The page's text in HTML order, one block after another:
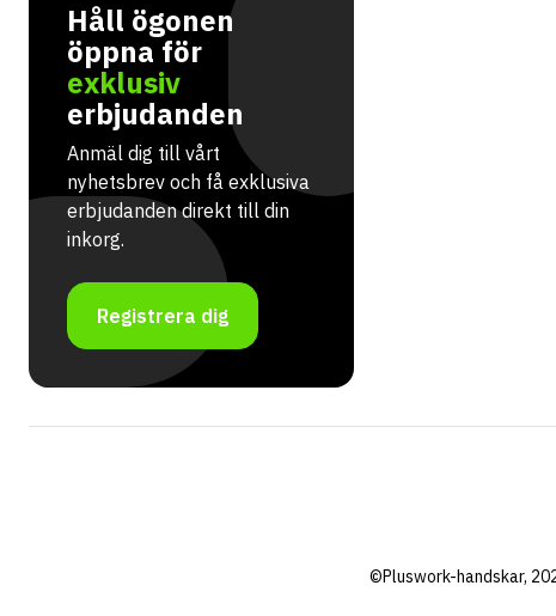
Håll ögonen
öppna för
exklusiv
erbjudanden
Anmäl dig till vårt
nyhetsbrev och få exklusiva
erbjudanden direkt till din
inkorg.
Registrera dig
©Pluswork-handskar,